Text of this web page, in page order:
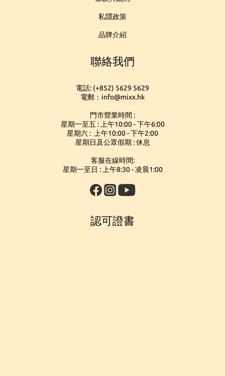
私隱政策
品牌介紹
聯絡我們
電話: (+852) 5629 5629
電郵：info@mixx.hk
門市營業時間 :
星期一至五 : 上午10:00 - 下午6:00
星期六 : 上午10:00 - 下午2:00
星期日及公眾假期 : 休息
客服在線時間:
星期一至日 : 上午8:30 - 凌晨1:00
認可證書